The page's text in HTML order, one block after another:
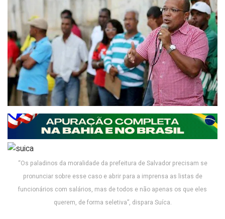
“Os paladinos da moralidade da prefeitura de Salvador precisam se
pronunciar sobre esse caso e abrir para a imprensa as listas de
funcionários com salários, mas de todos e não apenas os que eles
querem, de forma seletiva”, dispara Suíca.